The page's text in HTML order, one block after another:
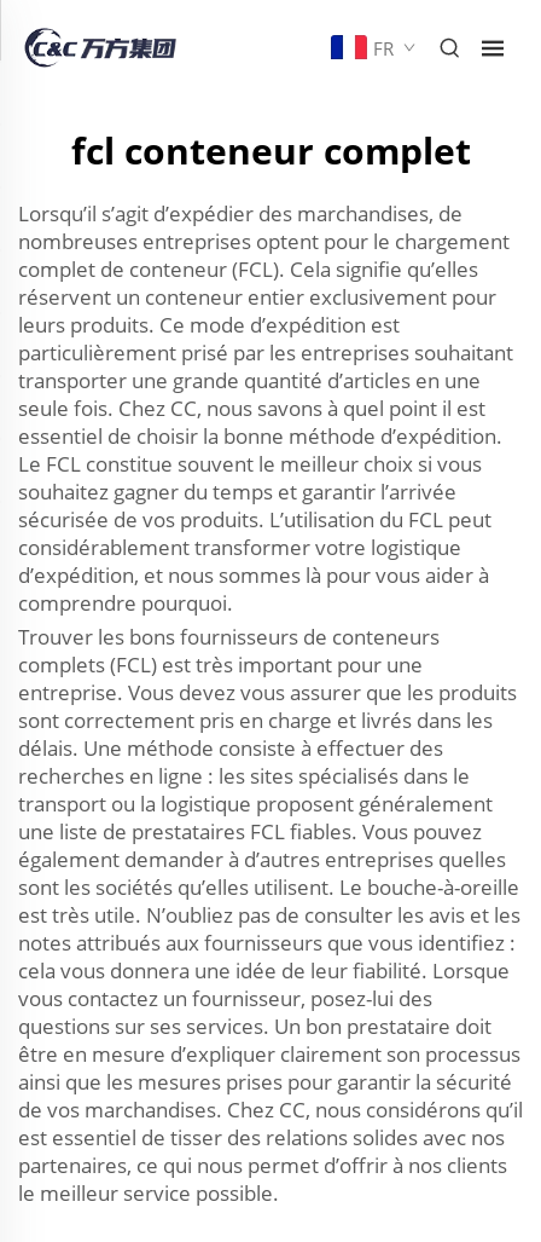
FR
fcl conteneur complet
Lorsqu’il s’agit d’expédier des marchandises, de
nombreuses entreprises optent pour le chargement
complet de conteneur (FCL). Cela signifie qu’elles
réservent un conteneur entier exclusivement pour
leurs produits. Ce mode d’expédition est
particulièrement prisé par les entreprises souhaitant
transporter une grande quantité d’articles en une
seule fois. Chez CC, nous savons à quel point il est
essentiel de choisir la bonne méthode d’expédition.
Le FCL constitue souvent le meilleur choix si vous
souhaitez gagner du temps et garantir l’arrivée
sécurisée de vos produits. L’utilisation du FCL peut
considérablement transformer votre logistique
d’expédition, et nous sommes là pour vous aider à
comprendre pourquoi.
Trouver les bons fournisseurs de conteneurs
complets (FCL) est très important pour une
entreprise. Vous devez vous assurer que les produits
sont correctement pris en charge et livrés dans les
délais. Une méthode consiste à effectuer des
recherches en ligne : les sites spécialisés dans le
transport ou la logistique proposent généralement
une liste de prestataires FCL fiables. Vous pouvez
également demander à d’autres entreprises quelles
sont les sociétés qu’elles utilisent. Le bouche-à-oreille
est très utile. N’oubliez pas de consulter les avis et les
notes attribués aux fournisseurs que vous identifiez :
cela vous donnera une idée de leur fiabilité. Lorsque
vous contactez un fournisseur, posez-lui des
questions sur ses services. Un bon prestataire doit
être en mesure d’expliquer clairement son processus
ainsi que les mesures prises pour garantir la sécurité
de vos marchandises. Chez CC, nous considérons qu’il
est essentiel de tisser des relations solides avec nos
partenaires, ce qui nous permet d’offrir à nos clients
le meilleur service possible.